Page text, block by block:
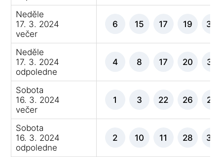
Neděle
17. 3. 2024
večer
6 15 17 19 36
Neděle
17. 3. 2024
odpoledne
4 8 17 20 32
Sobota
16. 3. 2024
večer
1 3 22 26 27
Sobota
16. 3. 2024
odpoledne
2 10 11 28 39